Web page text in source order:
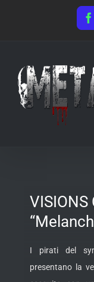
VISIONS
I pirati del
presentano la